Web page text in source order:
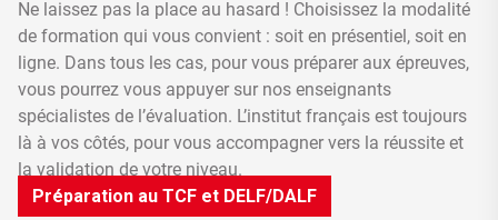
Ne laissez pas la place au hasard ! Choisissez la modalité
de formation qui vous convient : soit en présentiel, soit en
ligne. Dans tous les cas, pour vous préparer aux épreuves,
vous pourrez vous appuyer sur nos enseignants
spécialistes de l’évaluation. L’institut français est toujours
là à vos côtés, pour vous accompagner vers la réussite et
la validation de votre niveau.
Préparation au TCF et DELF/DALF